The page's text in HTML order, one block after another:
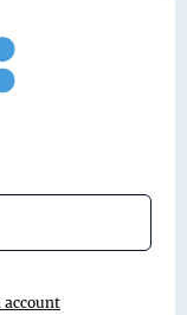
account